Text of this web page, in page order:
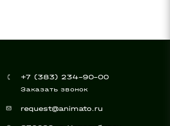
+7 (383) 234-90-00
Заказать звонок
request@animato.ru